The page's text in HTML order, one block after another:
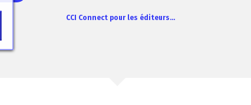
CCI Connect pour les éditeurs...